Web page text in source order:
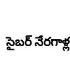
సైబర్